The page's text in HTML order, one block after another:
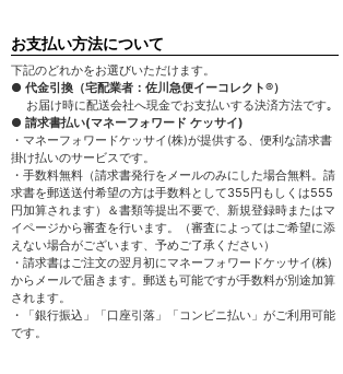
お支払い方法について
下記のどれかをお選びいただけます。
● 代金引換（宅配業者：佐川急便イーコレクト®）
お届け時に配送会社へ現金でお支払いする決済方法です｡
● 請求書払い(マネーフォワード ケッサイ)
・マネーフォワードケッサイ(株)が提供する、便利な請求書
掛け払いのサービスです。
・手数料無料（請求書発行をメールのみにした場合無料。請
求書を郵送送付希望の方は手数料として355円もしくは555
円加算されます）＆書類等提出不要で、新規登録時またはマ
イページから審査を行います。（審査によってはご希望に添
えない場合がございます、予めご了承ください）
・請求書はご注文の翌月初にマネーフォワードケッサイ(株)
からメールで届きます。郵送も可能ですが手数料が別途加算
されます。
・「銀行振込」「口座引落」「コンビニ払い」がご利用可能
です。